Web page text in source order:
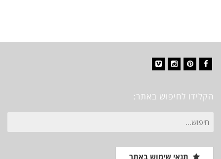
הקלידו לחיפוש באתר:
חיפוש
עבור:
תנאי שימוש באתר